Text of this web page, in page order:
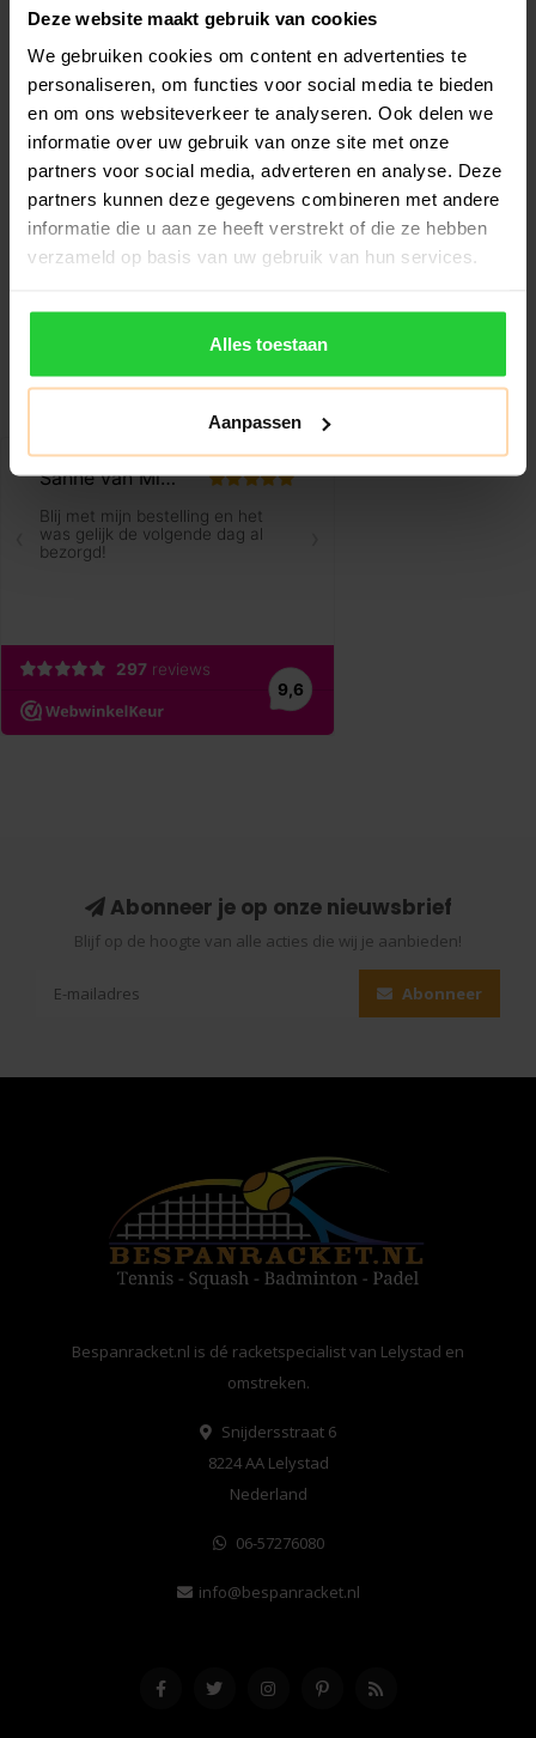
Deze website maakt gebruik van cookies
We gebruiken cookies om content en advertenties te
personaliseren, om functies voor social media te bieden
en om ons websiteverkeer te analyseren. Ook delen we
informatie over uw gebruik van onze site met onze
partners voor social media, adverteren en analyse. Deze
partners kunnen deze gegevens combineren met andere
informatie die u aan ze heeft verstrekt of die ze hebben
verzameld op basis van uw gebruik van hun services.
Alles toestaan
Aanpassen
4on Total Grip Spray
100ml
€16,99
een zeer geavanceerd
Head Padel Pro
Perforated Overgrip
3 Stuks
€7,99 €7,99
Perforated Overgrip is
Abonneer je op onze nieuwsbrief
Blijf op de hoogte van alle acties die wij je aanbieden!
Abonneer
Bespanracket.nl is dé racketspecialist van Lelystad en
omstreken.
Snijdersstraat 6
8224 AA Lelystad
Nederland
06-57276080
info@bespanracket.nl